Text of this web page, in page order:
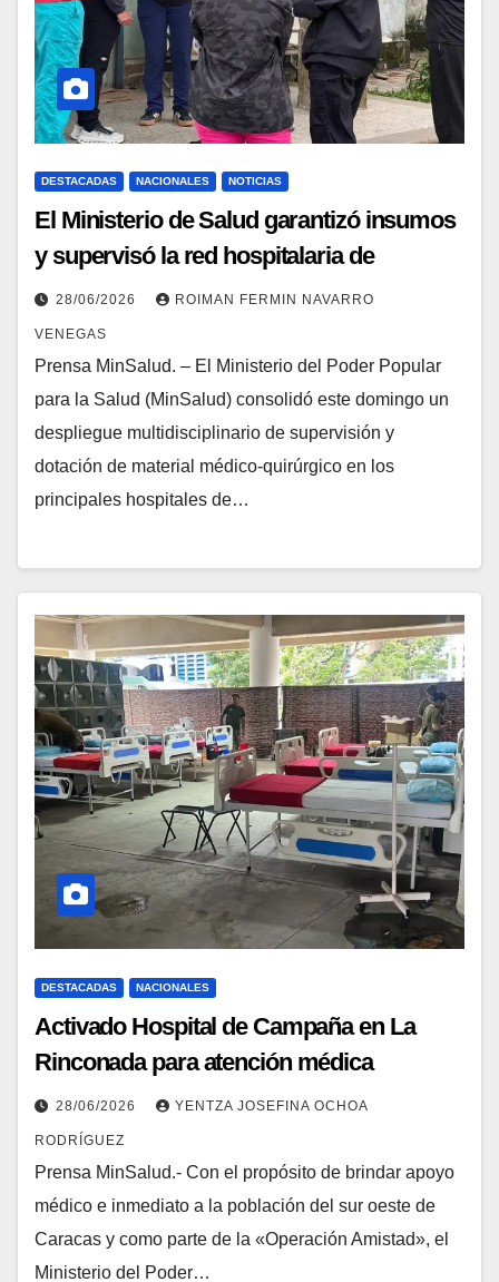
DESTACADAS NACIONALES NOTICIAS
El Ministerio de Salud garantizó insumos
y supervisó la red hospitalaria de
Caracas
28/06/2026 ROIMAN FERMIN NAVARRO
VENEGAS
Prensa MinSalud. – El Ministerio del Poder Popular
para la Salud (MinSalud) consolidó este domingo un
despliegue multidisciplinario de supervisión y
dotación de material médico-quirúrgico en los
principales hospitales de…
DESTACADAS NACIONALES
Activado Hospital de Campaña en La
Rinconada para atención médica
inmediata de la población
28/06/2026 YENTZA JOSEFINA OCHOA
RODRÍGUEZ
Prensa MinSalud.- Con el propósito de brindar apoyo
médico e inmediato a la población del sur oeste de
Caracas y como parte de la «Operación Amistad», el
Ministerio del Poder…